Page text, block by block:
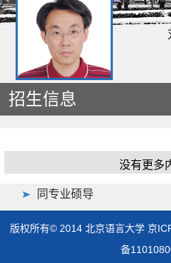
招生信息
没有更多
同专业硕导
版权所有© 2014 北京语言大学
备